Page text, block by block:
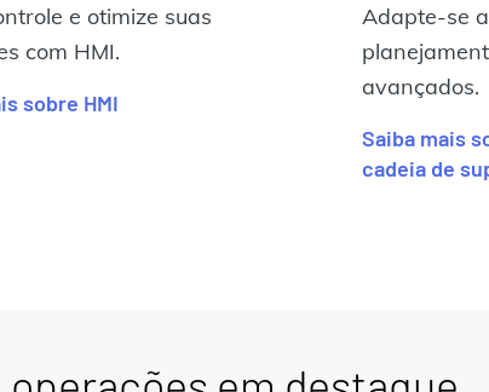
e otimize suas
com HMI.
sobre HMI
Adapte-se
avançados.
Saiba mais
cadeia de